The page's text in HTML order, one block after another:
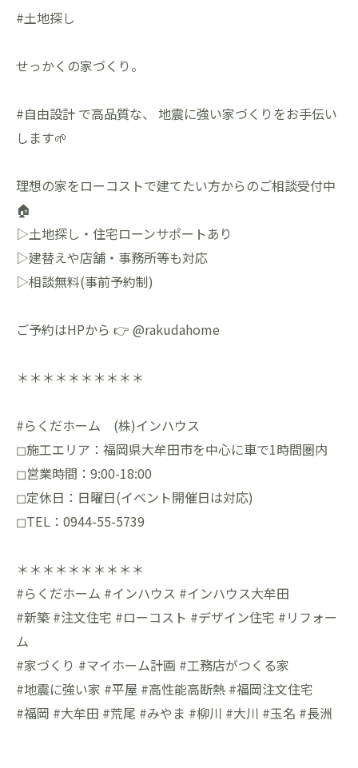
#土地探し
せっかくの家づくり。
#自由設計 で高品質な、 地震に強い家づくりをお手伝い
します🌱
理想の家をローコストで建てたい方からのご相談受付中
🏠
▷土地探し・住宅ローンサポートあり
▷建替えや店舗・事務所等も対応
▷相談無料(事前予約制)
ご予約はHPから 👉 @rakudahome
＊＊＊＊＊＊＊＊＊＊
#らくだホーム (株)インハウス
◻︎施工エリア：福岡県大牟田市を中心に車で1時間圏内
◻︎営業時間：9:00-18:00
◻︎定休日：日曜日(イベント開催日は対応)
◻︎TEL：0944-55-5739
＊＊＊＊＊＊＊＊＊＊
#らくだホーム #インハウス #インハウス大牟田
#新築 #注文住宅 #ローコスト #デザイン住宅 #リフォー
ム
#家づくり #マイホーム計画 #工務店がつくる家
#地震に強い家 #平屋 #高性能高断熱 #福岡注文住宅
#福岡 #大牟田 #荒尾 #みやま #柳川 #大川 #玉名 #長洲